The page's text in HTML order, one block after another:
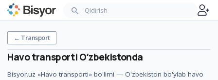
← Transport
Havo transportiOʻzbekistonda
Bisyor.uz «Havo transporti» bo'limi — O'zbekiston bo'ylab havo